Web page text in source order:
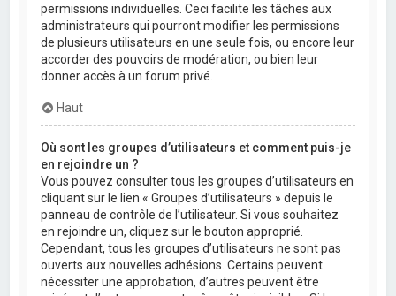
permissions individuelles. Ceci facilite les tâches aux
administrateurs qui pourront modifier les permissions
de plusieurs utilisateurs en une seule fois, ou encore leur
accorder des pouvoirs de modération, ou bien leur
donner accès à un forum privé.
Haut
Où sont les groupes d’utilisateurs et comment puis-je
en rejoindre un ?
Vous pouvez consulter tous les groupes d’utilisateurs en
cliquant sur le lien « Groupes d’utilisateurs » depuis le
panneau de contrôle de l’utilisateur. Si vous souhaitez
en rejoindre un, cliquez sur le bouton approprié.
Cependant, tous les groupes d’utilisateurs ne sont pas
ouverts aux nouvelles adhésions. Certains peuvent
nécessiter une approbation, d’autres peuvent être